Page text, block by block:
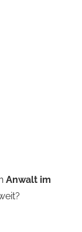
Anwalt im